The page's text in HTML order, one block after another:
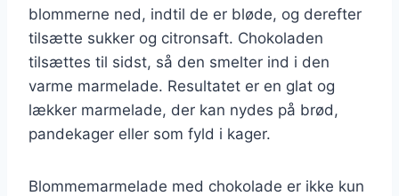
blommerne ned, indtil de er bløde, og derefter
tilsætte sukker og citronsaft. Chokoladen
tilsættes til sidst, så den smelter ind i den
varme marmelade. Resultatet er en glat og
lækker marmelade, der kan nydes på brød,
pandekager eller som fyld i kager.
Blommemarmelade med chokolade er ikke kun